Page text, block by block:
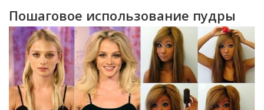
Пошаговое использование пудры